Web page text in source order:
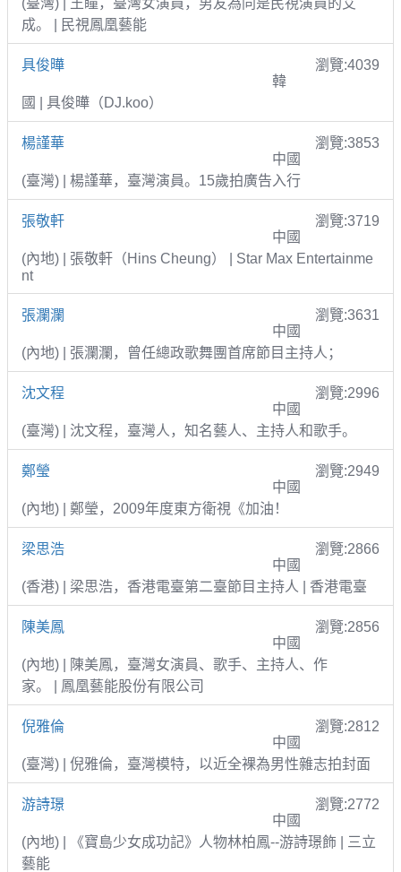
成。 | 民視鳳凰藝能
具俊曄
瀏覽:4039
韓
國 | 具俊曄（DJ.koo）
楊謹華
瀏覽:3853
中國
(臺灣) | 楊謹華，臺灣演員。15歲拍廣告入行
張敬軒
瀏覽:3719
中國
(內地) | 張敬軒（Hins Cheung） | Star Max Entertainme
nt
張瀾瀾
瀏覽:3631
中國
(內地) | 張瀾瀾，曾任總政歌舞團首席節目主持人；
沈文程
瀏覽:2996
中國
(臺灣) | 沈文程，臺灣人，知名藝人、主持人和歌手。
鄭瑩
瀏覽:2949
中國
(內地) | 鄭瑩，2009年度東方衛視《加油！
梁思浩
瀏覽:2866
中國
(香港) | 梁思浩，香港電臺第二臺節目主持人 | 香港電臺
陳美鳳
瀏覽:2856
中國
(內地) | 陳美鳳，臺灣女演員、歌手、主持人、作
家。 | 鳳凰藝能股份有限公司
倪雅倫
瀏覽:2812
中國
(臺灣) | 倪雅倫，臺灣模特，以近全裸為男性雜志拍封面
游詩璟
瀏覽:2772
中國
(內地) | 《寶島少女成功記》人物林柏鳳--游詩璟飾 | 三立
藝能